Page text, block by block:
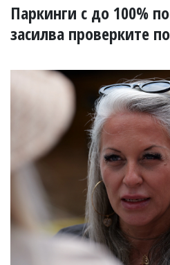
В
УКРАЙНА
РАЗСЛЕДВАНЕ
Управители:
Веселин
Василев,
v.vasilev@flagman.bg
Касабова,
k.kassabova@flagman.bg
Паркинги с до 100%
засилва проверките